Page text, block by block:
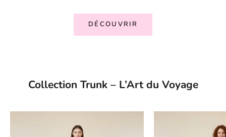
DÉCOUVRIR
Collection Trunk – L’Art du Voyage